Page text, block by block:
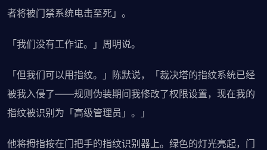
者将被门禁系统电击至死」。
「我们没有工作证。」周明说。
「但我们可以用指纹。」陈默说，「裁决塔的指纹系统已经
被我入侵了——规则伪装期间我修改了权限设置，现在我的
指纹被识别为「高级管理员」。」
他将拇指按在门把手的指纹识别器上。绿色的灯光亮起，门